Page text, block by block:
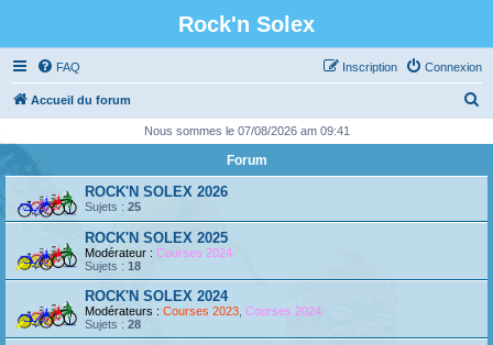
Rock'n Solex
FAQ Connexion
Inscription
Accueil du forum
h
h
r
Nous sommes le 07/08/2026 am 09:41
Forum
ROCK'N SOLEX 2026
Sujets : 25
ROCK'N SOLEX 2025
Modérateur : Courses 2024
Sujets : 18
ROCK'N SOLEX 2024
Modérateurs : Courses 2023 Courses 2024
Sujets : 28